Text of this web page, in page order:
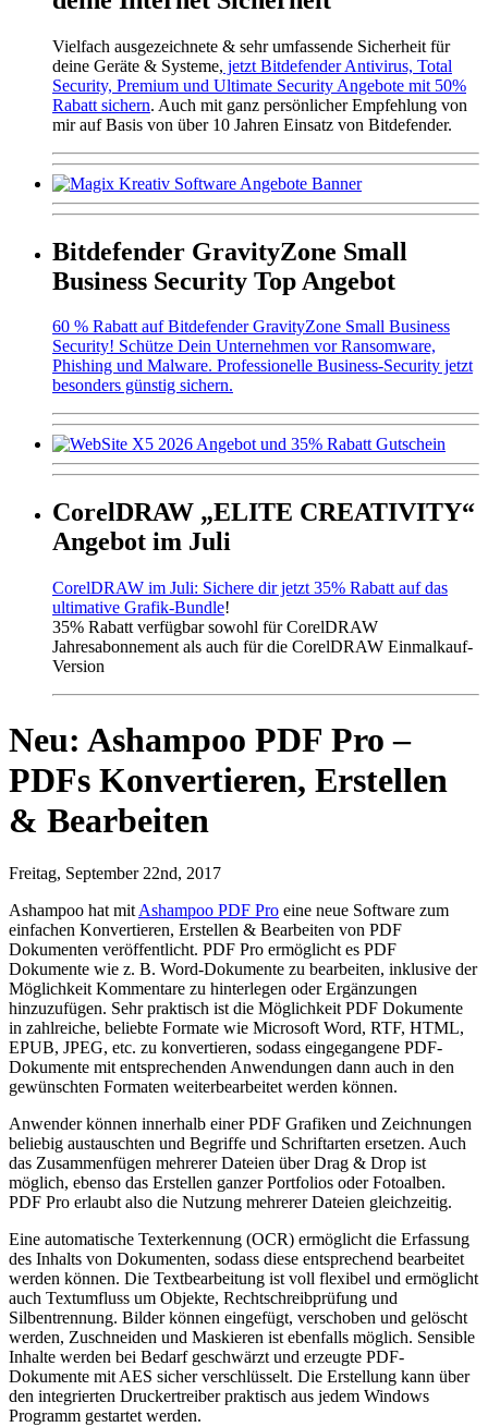
Vielfach ausgezeichnete & sehr umfassende Sicherheit für
deine Geräte & Systeme, jetzt Bitdefender Antivirus, Total
Security, Premium und Ultimate Security Angebote mit 50%
Rabatt sichern. Auch mit ganz persönlicher Empfehlung von
mir auf Basis von über 10 Jahren Einsatz von Bitdefender.
Bitdefender GravityZone Small
Business Security Top Angebot
60 % Rabatt auf Bitdefender GravityZone Small Business
Security! Schütze Dein Unternehmen vor Ransomware,
Phishing und Malware. Professionelle Business-Security jetzt
besonders günstig sichern.
CorelDRAW „ELITE CREATIVITY“
Angebot im Juli
CorelDRAW im Juli: Sichere dir jetzt 35% Rabatt auf das
ultimative Grafik-Bundle!
35% Rabatt verfügbar sowohl für CorelDRAW
Jahresabonnement als auch für die CorelDRAW Einmalkauf-
Version
Neu: Ashampoo PDF Pro –
PDFs Konvertieren, Erstellen
& Bearbeiten
Freitag, September 22nd, 2017
Ashampoo hat mit Ashampoo PDF Pro eine neue Software zum
einfachen Konvertieren, Erstellen & Bearbeiten von PDF
Dokumenten veröffentlicht. PDF Pro ermöglicht es PDF
Dokumente wie z. B. Word-Dokumente zu bearbeiten, inklusive der
Möglichkeit Kommentare zu hinterlegen oder Ergänzungen
hinzuzufügen. Sehr praktisch ist die Möglichkeit PDF Dokumente
in zahlreiche, beliebte Formate wie Microsoft Word, RTF, HTML,
EPUB, JPEG, etc. zu konvertieren, sodass eingegangene PDF-
Dokumente mit entsprechenden Anwendungen dann auch in den
gewünschten Formaten weiterbearbeitet werden können.
Anwender können innerhalb einer PDF Grafiken und Zeichnungen
beliebig austauschten und Begriffe und Schriftarten ersetzen. Auch
das Zusammenfügen mehrerer Dateien über Drag & Drop ist
möglich, ebenso das Erstellen ganzer Portfolios oder Fotoalben.
PDF Pro erlaubt also die Nutzung mehrerer Dateien gleichzeitig.
Eine automatische Texterkennung (OCR) ermöglicht die Erfassung
des Inhalts von Dokumenten, sodass diese entsprechend bearbeitet
werden können. Die Textbearbeitung ist voll flexibel und ermöglicht
auch Textumfluss um Objekte, Rechtschreibprüfung und
Silbentrennung. Bilder können eingefügt, verschoben und gelöscht
werden, Zuschneiden und Maskieren ist ebenfalls möglich. Sensible
Inhalte werden bei Bedarf geschwärzt und erzeugte PDF-
Dokumente mit AES sicher verschlüsselt. Die Erstellung kann über
den integrierten Druckertreiber praktisch aus jedem Windows
Programm gestartet werden.